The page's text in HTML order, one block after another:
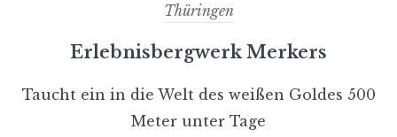
Thüringen
Erlebnisbergwerk Merkers
Taucht ein in die Welt des weißen Goldes 500
Meter unter Tage